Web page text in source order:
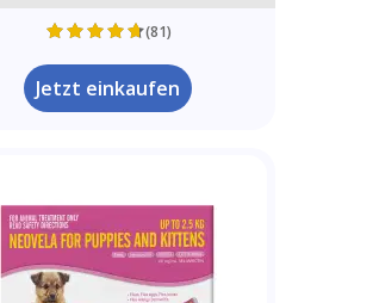
(81)
Jetzt einkaufen